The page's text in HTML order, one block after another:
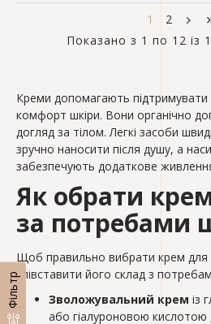
Фільтр
Креми допомагають підтримувати
комфорт шкіри. Вони органічно
догляд за тілом. Легкі засоби
зручно наносити після душу, а
забезпечують додаткове
Як обрати
за потребами
Щоб правильно вибрати крем для
співставити його склад з
Зволожувальний крем із
або гіалуроновою
1
2
Показано з 1 по 12 із